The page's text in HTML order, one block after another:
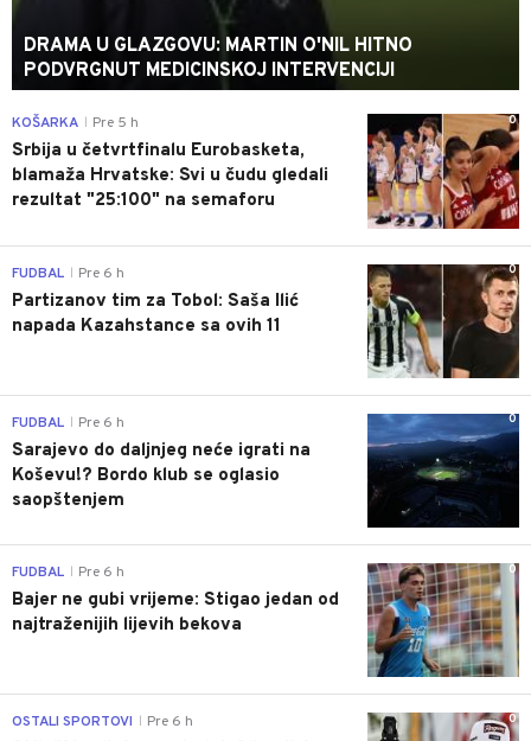
DRAMA U GLAZGOVU: MARTIN O'NIL HITNO
PODVRGNUT MEDICINSKOJ INTERVENCIJI
0
KOŠARKA Pre 5 h
Srbija u četvrtfinalu Eurobasketa,
blamaža Hrvatske: Svi u čudu gledali
rezultat "25:100" na semaforu
0
FUDBAL Pre 6 h
Partizanov tim za Tobol: Saša Ilić
napada Kazahstance sa ovih 11
0
FUDBAL Pre 6 h
Sarajevo do daljnjeg neće igrati na
Koševu!? Bordo klub se oglasio
saopštenjem
0
FUDBAL Pre 6 h
Bajer ne gubi vrijeme: Stigao jedan od
najtraženijih lijevih bekova
0
OSTALI SPORTOVI Pre 6 h